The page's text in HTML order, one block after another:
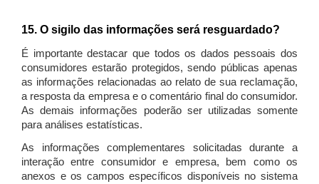
15. O sigilo das informações será resguardado?
É importante destacar que todos os dados pessoais dos
consumidores estarão protegidos, sendo públicas apenas
as informações relacionadas ao relato de sua reclamação,
a resposta da empresa e o comentário final do consumidor.
As demais informações poderão ser utilizadas somente
para análises estatísticas.
As informações complementares solicitadas durante a
interação entre consumidor e empresa, bem como os
anexos e os campos específicos disponíveis no sistema